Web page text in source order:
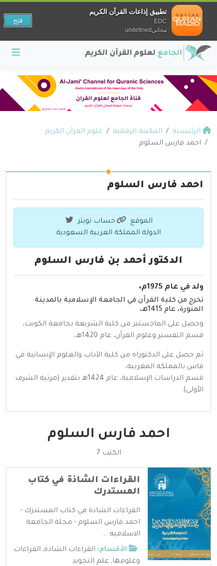
الرئيسية المكتبة الرقمية
علوم القرآن الكريم
احمد فارس السلوم
احمد فارس السلوم
الموقع
حساب تويتر
الدولة المملكة العربية السعودية
الدكتور أحمد بن فارس السلوم
ولد في عام 1975م،
تخرج من كلية القرآن في الجامعة الإسلامية بالمدينة
المنورة، عام 1415هـ،
وحصل على الماجستير من كلية الشريعة بجامعة الكويت،
قسم التفسير وعلوم القرآن، عام 1420هـ،
ثم حصل على الدكتوراه من كلية الآداب والعلوم الإنسانية في
فاس بالمملكة المغربية،
قسم الدراسات الإسلامية، عام 1424هـ بتقدير (مرتبة الشرف
الأولى).
احمد فارس السلوم
الكتب 7
القراءات الشاذة في كتاب
المستدرك
القراءات الشاذة في كتاب المستدرك -
احمد فارس السلوم - مجلة الجامعة
الاسلاميه ...
الأقسام: القراءات الشاذة, القراءات
وعلومها, علم التجويد
تطبيق إذاعات القرآن الكريم
EDC
مجانيundefined
فتح